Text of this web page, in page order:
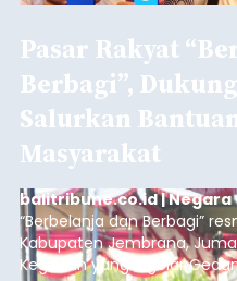
Pasar Rakyat
Berbagi”,
Salurkan
Masyarakat
balitribune.co.id | Negara
“Berbelanja dan Berbagi”
Kabupaten Jembrana,
Kegiatan yang digelar